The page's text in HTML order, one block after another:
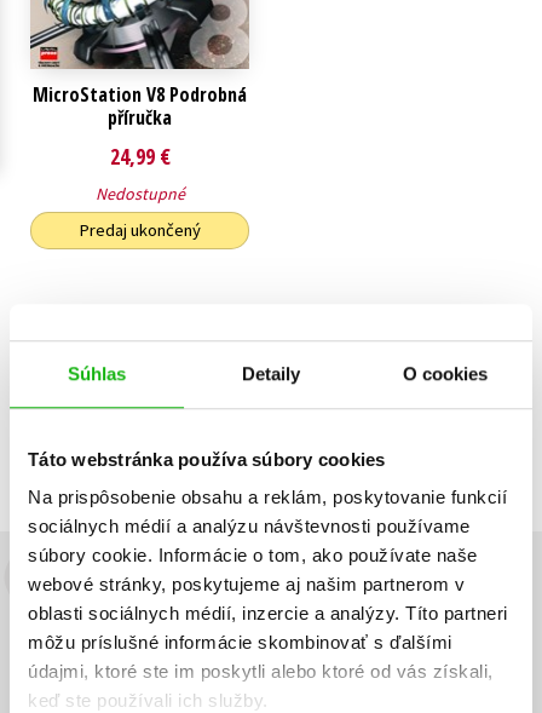
Súhlas Detaily O cookies
Táto webstránka používa súbory cookies
Na prispôsobenie obsahu a reklám, poskytovanie funkcií
sociálnych médií a analýzu návštevnosti používame
súbory cookie. Informácie o tom, ako používate naše
webové stránky, poskytujeme aj našim partnerom v
oblasti sociálnych médií, inzercie a analýzy. Títo partneri
môžu príslušné informácie skombinovať s ďalšími
údajmi, ktoré ste im poskytli alebo ktoré od vás získali,
keď ste používali ich služby.
Technické vedy
Učebnice
Výchova a pedagogika
MicroStation V8 Podrobná
příručka
24,99 €
Nedostupné
Predaj ukončený
Zobraz záznamov
Budete to vedieť ako prvý!
Zaujíma Vás, aký knižný hit práve vychádza, na aký tovar je
výhodná zľava, aká beží súťaž o ceny? Prihláste sa k odberu našich
e-mailových noviniek